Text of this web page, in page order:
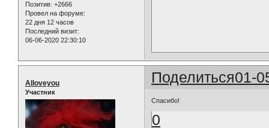
Позитив: +2666
Провел на форуме:
22 дня 12 часов
Последний визит:
06-06-2020 22:30:10
Поделиться01-
Alloveyou
Участник
Спасибо!
0